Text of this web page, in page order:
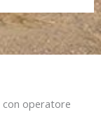
con operatore